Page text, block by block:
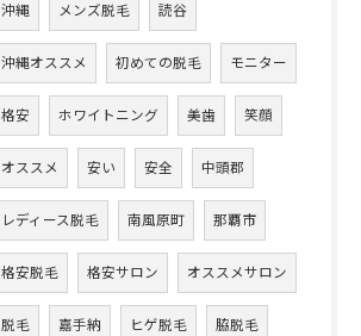
沖縄 メンズ脱毛 読谷
沖縄オススメ 初めての脱毛 モニター
格安 ホワイトニング 美歯 笑顔
オススメ 安い 安全 中頭郡
レディース脱毛 南風原町 那覇市
格安脱毛 格安サロン オススメサロン
脱毛 嘉手納 ヒゲ脱毛 脇脱毛